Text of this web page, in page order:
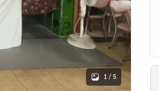
1 / 5